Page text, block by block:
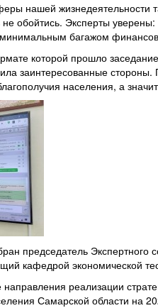
нашей жизнедеятельности
обойтись. Эксперты
багажом
которой прошло
заинтересованные
населения, а
председатель
кафедрой экономической
реализации
Самарской области на